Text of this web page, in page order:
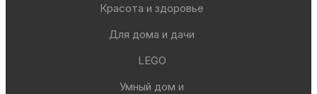
Красота и здоровье
Для дома и дачи
LEGO
Умный дом и